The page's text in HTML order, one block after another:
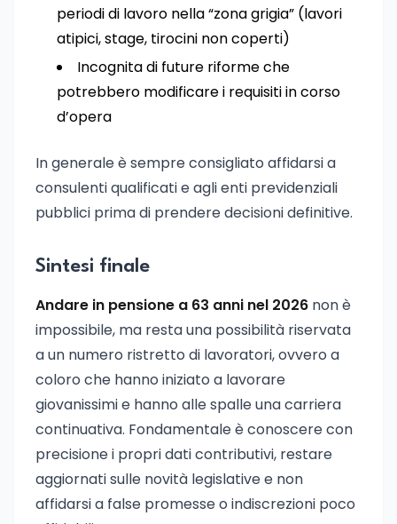
periodi di lavoro nella “zona grigia” (lavori
atipici, stage, tirocini non coperti)
Incognita di future riforme che
potrebbero modificare i requisiti in corso
d’opera
In generale è sempre consigliato affidarsi a
consulenti qualificati e agli enti previdenziali
pubblici prima di prendere decisioni definitive.
Sintesi finale
Andare in pensione a 63 anni nel 2026 non è
impossibile, ma resta una possibilità riservata
a un numero ristretto di lavoratori, ovvero a
coloro che hanno iniziato a lavorare
giovanissimi e hanno alle spalle una carriera
continuativa. Fondamentale è conoscere con
precisione i propri dati contributivi, restare
aggiornati sulle novità legislative e non
affidarsi a false promesse o indiscrezioni poco